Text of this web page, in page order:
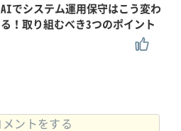
AIでシステム運用保守はこう変わ
る！取り組むべき3つのポイント